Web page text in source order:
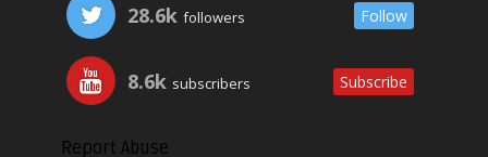
28.6k followers Follow
8.6k subscribers Subscribe
Report Abuse